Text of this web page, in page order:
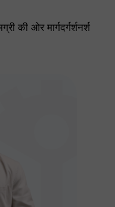
की ओर मार्गदर्गर्शनर्श